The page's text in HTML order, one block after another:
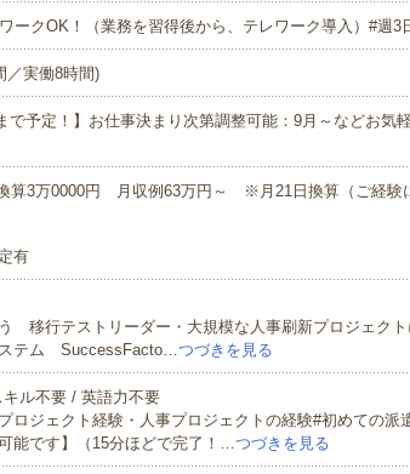
ークOK！（業務を習得後から、テレワーク導入）#週3
／実働8時間)
で予定！】お仕事決まり次第調整可能：9月～などお気
算3万0000円 月収例63万円～ ※月21日換算（ご経験
有
移行テストリーダー・大規模な人事刷新プロジェク
ステム SuccessFacto…つづきを見る
ル不要 / 英語力不要
ロジェクト経験・人事プロジェクトの経験#初めての派
能です】（15分ほどで完了！…つづきを見る